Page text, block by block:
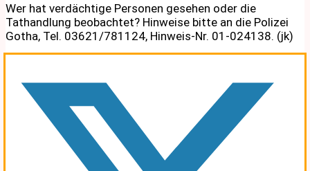
Wer hat verdächtige Personen gesehen oder die
Tathandlung beobachtet? Hinweise bitte an die Polizei
Gotha, Tel. 03621/781124, Hinweis-Nr. 01-024138. (jk)